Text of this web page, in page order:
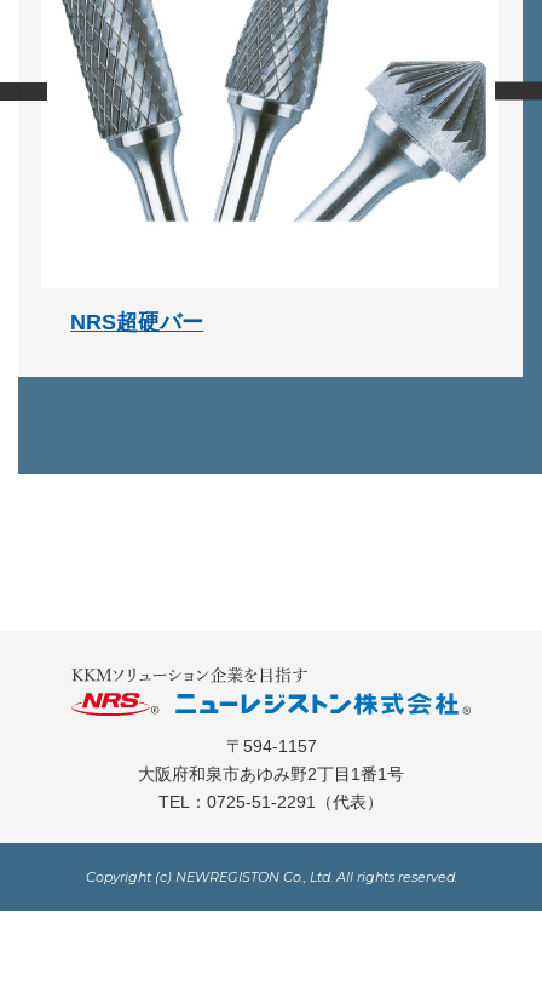
NRS超硬バー
〒594-1157
大阪府和泉市あゆみ野2丁目1番1号
TEL： 0725-51-2291 （代表）
Copyright (c) NEWREGISTON Co., Ltd. All rights reserved.